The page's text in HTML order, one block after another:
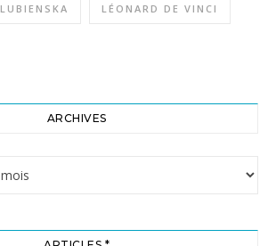
LUBIENSKA LÉONARD DE VINCI
ARCHIVES